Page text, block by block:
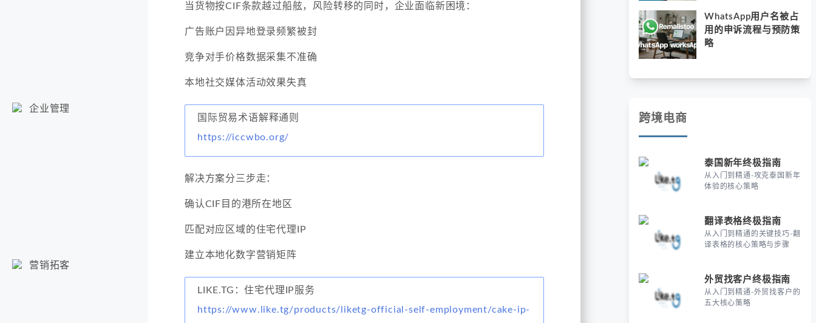
企业管理
营销拓客
当货物按CIF条款越过船舷，风险转移的同时，企业面临新困境：
广告账户因异地登录频繁被封
竞争对手价格数据采集不准确
本地社交媒体活动效果失真
国际贸易术语解释通则
https://iccwbo.org/
解决方案分三步走：
确认CIF目的港所在地区
匹配对应区域的住宅代理IP
建立本地化数字营销矩阵
LIKE.TG：住宅代理IP服务
https://www.like.tg/products/liketg-official-self-employment/cake-ip-
WhatsApp用户名被占
用的申诉流程与预防策
略
跨境电商
泰国新年终极指南
从入门到精通-攻克泰国新年
体验的核心策略
翻译表格终极指南
从入门到精通的关键技巧-翻
译表格的核心策略与步骤
外贸找客户终极指南
从入门到精通-外贸找客户的
五大核心策略